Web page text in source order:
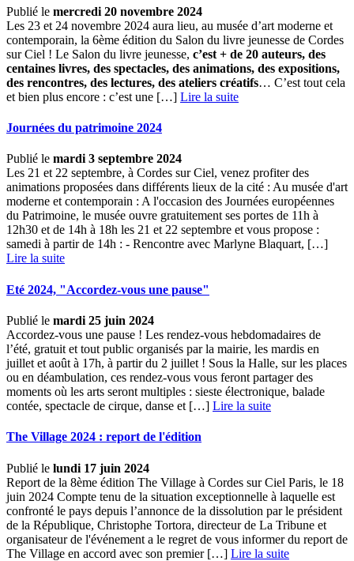
Publié le mercredi 20 novembre 2024
Les 23 et 24 novembre 2024 aura lieu, au musée d’art moderne et
contemporain, la 6ème édition du Salon du livre jeunesse de Cordes
sur Ciel ! Le Salon du livre jeunesse, c’est + de 20 auteurs, des
centaines livres, des spectacles, des animations, des expositions,
des rencontres, des lectures, des ateliers créatifs… C’est tout cela
et bien plus encore : c’est une […] ­ Lire la suite
Journées du patrimoine 2024
Publié le mardi 3 septembre 2024
Les 21 et 22 septembre, à Cordes sur Ciel, venez profiter des
animations proposées dans différents lieux de la cité : Au musée d'art
moderne et contemporain : A l'occasion des Journées européennes
du Patrimoine, le musée ouvre gratuitement ses portes de 11h à
12h30 et de 14h à 18h les 21 et 22 septembre et vous propose :
samedi à partir de 14h : - Rencontre avec Marlyne Blaquart, […] ­
Lire la suite
Eté 2024, "Accordez-vous une pause"
Publié le mardi 25 juin 2024
Accordez-vous une pause ! Les rendez-vous hebdomadaires de
l’été, gratuit et tout public organisés par la mairie, les mardis en
juillet et août à 17h, à partir du 2 juillet ! Sous la Halle, sur les places
ou en déambulation, ces rendez-vous vous feront partager des
moments où les arts seront multiples : sieste électronique, balade
contée, spectacle de cirque, danse et […] ­ Lire la suite
The Village 2024 : report de l'édition
Publié le lundi 17 juin 2024
Report de la 8ème édition The Village à Cordes sur Ciel Paris, le 18
juin 2024 Compte tenu de la situation exceptionnelle à laquelle est
confronté le pays depuis l’annonce de la dissolution par le président
de la République, Christophe Tortora, directeur de La Tribune et
organisateur de l'événement a le regret de vous informer du report de
The Village en accord avec son premier […] ­ Lire la suite